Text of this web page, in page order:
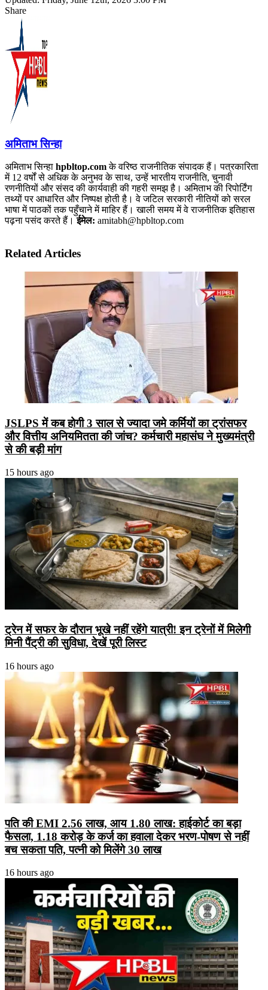
Share
Facebook
LinkedIn
Pinterest
WhatsApp
Telegram
अमिताभ सिन्हा
अमिताभ सिन्हा hpbltop.comके वरिष्ठ राजनीतिक संपादक हैं। पत्रकारिता
में 12 वर्षों से अधिक के अनुभव के साथ, उन्हें भारतीय राजनीति, चुनावी
रणनीतियों और संसद की कार्यवाही की गहरी समझ है। अमिताभ की रिपोर्टिंग
तथ्यों पर आधारित और निष्पक्ष होती है। वे जटिल सरकारी नीतियों को सरल
भाषा में पाठकों तक पहुँचाने में माहिर हैं। खाली समय में वे राजनीतिक इतिहास
पढ़ना पसंद करते हैं।ईमेल: amitabh@hpbltop.com
Related Articles
JSLPS में कब होगी 3 साल से ज्यादा जमे कर्मियों का ट्रांसफर
और वित्तीय अनियमितता की जांच? कर्मचारी महासंघ ने मुख्यमंत्री
से की बड़ी मांग
15 hours ago
ट्रेन में सफर के दौरान भूखे नहीं रहेंगे यात्री! इन ट्रेनों में मिलेगी
मिनी पैंट्री की सुविधा, देखें पूरी लिस्ट
16 hours ago
पति की EMI 2.56 लाख, आय 1.80 लाख: हाईकोर्ट का बड़ा
फैसला, 1.18 करोड़ के कर्ज का हवाला देकर भरण-पोषण से नहीं
बच सकता पति, पत्नी को मिलेंगे 30 लाख
16 hours ago